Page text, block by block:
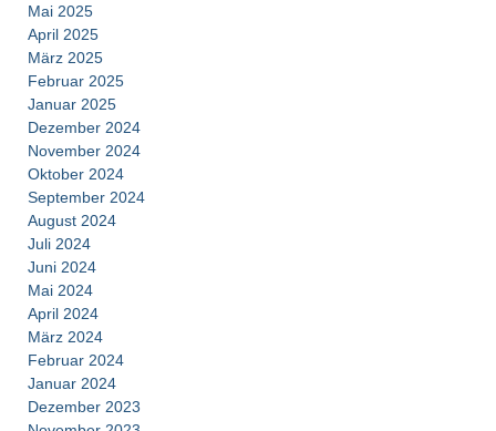
Mai 2025
April 2025
März 2025
Februar 2025
Januar 2025
Dezember 2024
November 2024
Oktober 2024
September 2024
August 2024
Juli 2024
Juni 2024
Mai 2024
April 2024
März 2024
Februar 2024
Januar 2024
Dezember 2023